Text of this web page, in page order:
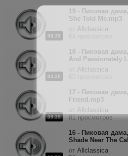
08:39
19 - Пиковая
She Told Me.mp3
Allclassica
04:20
18 - Пиковая
And Passionately
Allclassica
09:35
17 - Пиковая
Friend.mp3
Allclassica
81 просмотров
16 - Пиковая
Shade Near The
от Allclassica